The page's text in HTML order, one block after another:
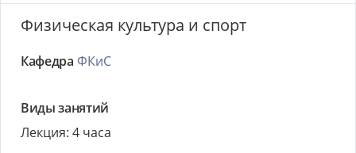
Физическая культура и спорт
Кафедра ФКиС
Виды занятий
Лекция: 4 часа